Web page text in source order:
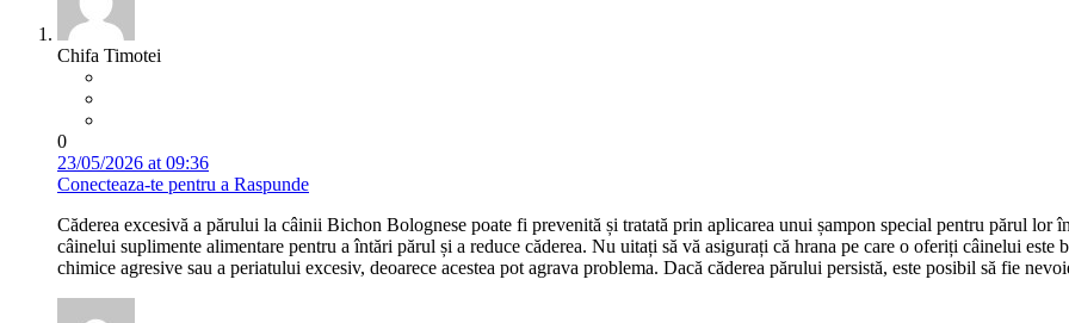
Chifa Timotei
0
23/05/2026 at 09:36
Conecteaza-te pentru a Raspunde
Căderea excesivă a părului la câinii Bichon Bolognese poate fi prevenită și tratată prin aplicarea unui șampon special pentru părul lor
câinelui suplimente alimentare pentru a întări părul și a reduce căderea. Nu uitați să vă asigurați că hrana pe care o oferiți câinelui
chimice agresive sau a periatului excesiv, deoarece acestea pot agrava problema. Dacă căderea părului persistă, este posibil să fie